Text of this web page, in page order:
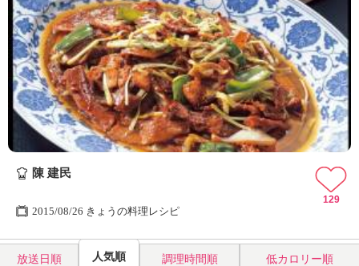
陳 建民
2015/08/26 きょうの料理レシピ
129
放送日順 人気順 調理時間順 低カロリー順